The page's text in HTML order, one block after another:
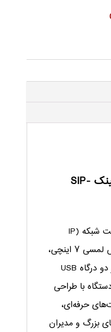
خرید گوشی آی‌پی فون یالینک SIP-
یالینک SIP-T48U یک تلفن تحت شبکه (IP
Phone) پیشرفته با صفحه‌نمایش لمسی ۷ اینچی،
کیفیت صدای HD و پشتیبانی از دو درگاه USB
با طراحی
حرفه‌ای،
بزرگ و مدیران